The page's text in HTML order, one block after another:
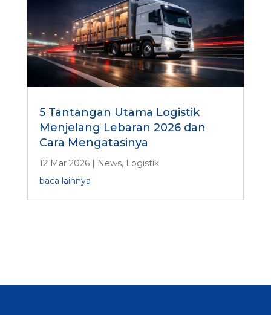
5 Tantangan Utama Logistik
Menjelang Lebaran 2026 dan
Cara Mengatasinya
12 Mar 2026| News, Logistik
baca lainnya